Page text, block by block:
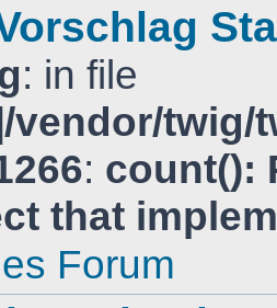
: in file
vendor/
: count():
that
Forum